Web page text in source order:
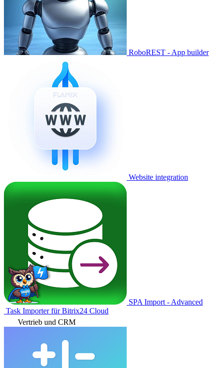
RoboREST - App builder
Website integration
SPA Import - Advanced
Task Importer für Bitrix24 Cloud
Vertrieb und CRM